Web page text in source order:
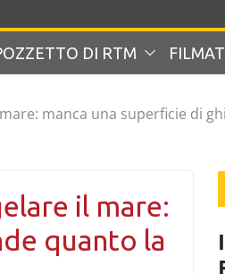
DI RTM
manca una superficie di
il mare:
quanto la